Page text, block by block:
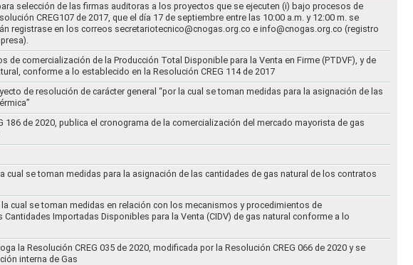
selección de las firmas auditoras a los proyectos que se ejecuten (i) bajo procesos de
CREG107 de 2017, que el día 17 de septiembre entre las 10:00 a.m. y 12:00 m. se
registrase en los correos secretariotecnico@cnogas.org.co e info@cnogas.org.co (registro
comercialización de la Producción Total Disponible para la Venta en Firme (PTDVF), y de
conforme a lo establecido en la Resolución CREG 114 de 2017
de resolución de carácter general “por la cual se toman medidas para la asignación de las
de 2020, publica el cronograma de la comercialización del mercado mayorista de gas
cual se toman medidas para la asignación de las cantidades de gas natural de los contratos
cual se toman medidas en relación con los mecanismos y procedimientos de
Importadas Disponibles para la Venta (CIDV) de gas natural conforme a lo
la Resolución CREG 035 de 2020, modificada por la Resolución CREG 066 de 2020 y se
interna de Gas